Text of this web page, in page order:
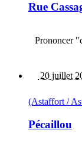
Rue
Prononcer
20 juillet
(Astaffort /
Pécaillou